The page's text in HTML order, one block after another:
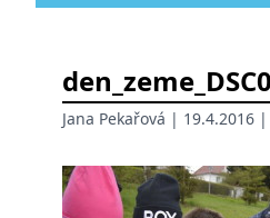
Jana Pekařová | 19.4.2016 |